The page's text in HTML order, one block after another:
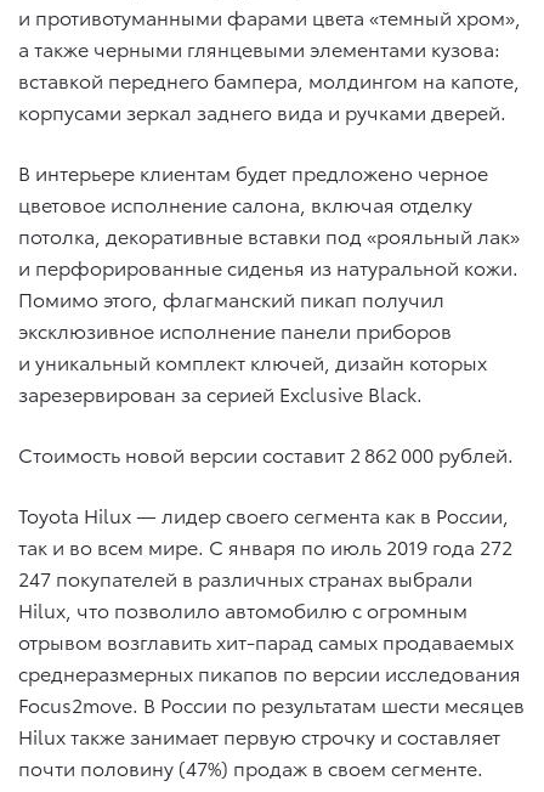
и противотуманными фарами цвета «темный хром»,
а также черными глянцевыми элементами кузова:
вставкой переднего бампера, молдингом на капоте,
корпусами зеркал заднего вида и ручками дверей.
В интерьере клиентам будет предложено черное
цветовое исполнение салона, включая отделку
потолка, декоративные вставки под «рояльный лак»
и перфорированные сиденья из натуральной кожи.
Помимо этого, флагманский пикап получил
эксклюзивное исполнение панели приборов
и уникальный комплект ключей, дизайн которых
зарезервирован за серией Exclusive Black.
Стоимость новой версии составит 2 862 000 рублей.
Toyota Hilux — лидер своего сегмента как в России,
так и во всем мире. С января по июль 2019 года 272
247 покупателей в различных странах выбрали
Hilux, что позволило автомобилю с огромным
отрывом возглавить хит-парад самых продаваемых
среднеразмерных пикапов по версии исследования
Focus2move. В России по результатам шести месяцев
Hilux также занимает первую строчку и составляет
почти половину (47%) продаж в своем сегменте.